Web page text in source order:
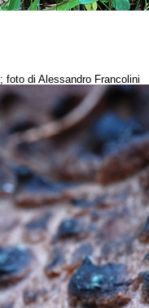
; foto di Alessandro Francolini